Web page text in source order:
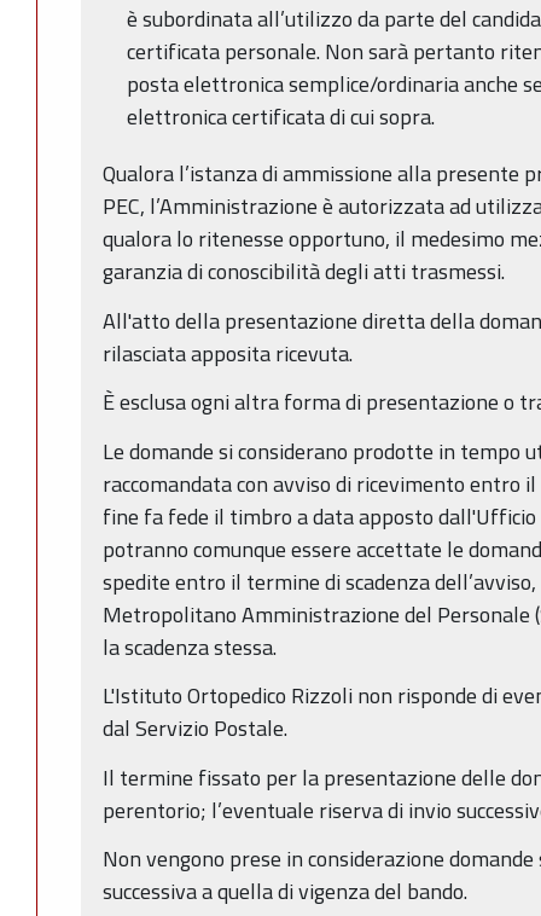
è subordinata all’utilizzo da parte del
certificata personale. Non sarà pertanto
posta elettronica semplice/ordinaria anche
elettronica certificata di cui sopra.
Qualora l’istanza di ammissione alla presente
PEC, l’Amministrazione è autorizzata ad
qualora lo ritenesse opportuno, il medesimo
garanzia di conoscibilità degli atti trasmessi.
All'atto della presentazione diretta della
rilasciata apposita ricevuta.
È esclusa ogni altra forma di presentazione o
Le domande si considerano prodotte in tempo
raccomandata con avviso di ricevimento entro
fine fa fede il timbro a data apposto
potranno comunque essere accettate le
spedite entro il termine di scadenza
Metropolitano Amministrazione del Personale
la scadenza stessa.
L'Istituto Ortopedico Rizzoli non risponde di
dal Servizio Postale.
Il termine fissato per la presentazione delle
perentorio; l’eventuale riserva di invio
Non vengono prese in considerazione
successiva a quella di vigenza del bando.